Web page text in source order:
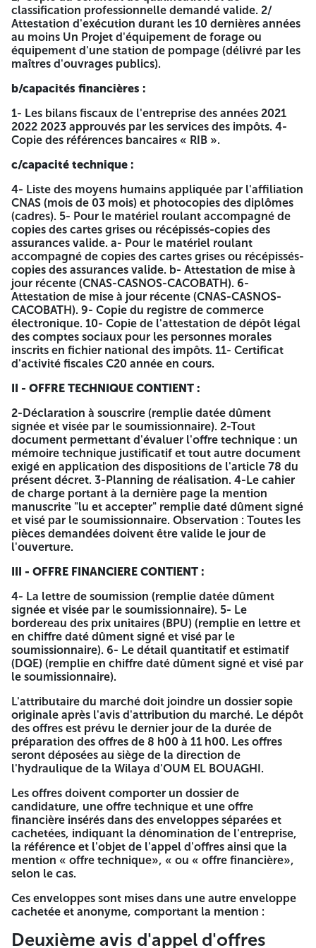
DIRECTION DE L'HYDRAULIQUE
NTF 4108860000404
DEUXIEME AVIS D'APPEL D'OFFRES
OUVERT APRES INFructuosité
Avec exigence de capacites minimales
Le Direction de l'hydraulique de la Wilaya d'OUM EL
BOUAGHI lance un deuxième avis d'appel d'offre ouvert
avec des capacités minimales après infructuosité dans le
cadre de :
L'OPERATION : RÉALISATION,
ÉQUIPEMENT , ET RACCORDEMENT
EN ENERGIE ELECTRIQUE ET GÉNIE
CIVIL DES FORAGES POUR LES
COMMUNES : AIN MLILA, AIN
ZITOUNE, SIGUS ET BLELLA.
DESIGNATION
CONDITIONS DE
PARTICIPATION ET
D'ELIGIBILITE
OBSERVATION
L'objet :
LOT 04 :
Équipement
et génie civil
du forage FJI
bis commune
Ain Zitoune.
L'avis d'appel d'offre est
qualifiées à la categorie
(tranche III (ii) et plus ou
équivalent du leriel (tranche
III-11 et plus en hydrauilque
ou génie civil des réseaux
d'adduction d'eau potable
ou équivalent). Un Projet
d'équipement de forage ou
équipement d'une station
de pompage.
charges se fait
au niveau de la
Direction de
l'hydraulique
de la Wilaya
d'Oum El
Bouaghi.
Place de
l'indépendance
Oum El
Les documents et les pièces requises sont eux exigées à
Cahier des charges :
I-DOSSIER DE CANDIDATURE :
Déclaration de candidature (remplie daté dûment
signée et visée par le soumissionnaire).
La déclaration de propreté (remplie daté dûment
Statuts pour les sociétés.
Les documents relatifs aux pouvoirs habilitant les
personnes à engager l'entreprise.
Tous documents permettant d'évaluer les capacités
des candidats, des soumissionnaires.
1/ Copie du certificat de qualification et de classification
professionnelle demandé valide. 2/ Attestation d'exécution
durant les 10 dernières années au moins Un Projet
d'équipement de forage ou équipement d'une station de
pompage (délivré par les maîtres d'ouvrages publics).
1- Les bilans fiscaux de l'entreprise des années 2021 2022
2023 approuvés par les services des impôts. 4- Copie des
références bancaires « RIB ».
classification professionnelle demandé valide. 2/
Attestation d'exécution durant les 10 dernières années
au moins Un Projet d'équipement de forage ou
équipement d'une station de pompage (délivré par les
maîtres d'ouvrages publics).
b/capacités financières :
1- Les bilans fiscaux de l'entreprise des années 2021
2022 2023 approuvés par les services des impôts. 4-
Copie des références bancaires « RIB ».
c/capacité technique :
4- Liste des moyens humains appliquée par l'affiliation
CNAS (mois de 03 mois) et photocopies des diplômes
(cadres). 5- Pour le matériel roulant accompagné de
copies des cartes grises ou récépissés-copies des
assurances valide. a- Pour le matériel roulant
accompagné de copies des cartes grises ou récépissés-
copies des assurances valide. b- Attestation de mise à
jour récente (CNAS-CASNOS-CACOBATH). 6-
Attestation de mise à jour récente (CNAS-CASNOS-
CACOBATH). 9- Copie du registre de commerce
électronique. 10- Copie de l'attestation de dépôt légal
des comptes sociaux pour les personnes morales
inscrits en fichier national des impôts. 11- Certificat
d'activité fiscales C20 année en cours.
II - OFFRE TECHNIQUE CONTIENT :
2-Déclaration à souscrire (remplie datée dûment
signée et visée par le soumissionnaire). 2-Tout
document permettant d'évaluer l'offre technique : un
mémoire technique justificatif et tout autre document
exigé en application des dispositions de l'article 78 du
présent décret. 3-Planning de réalisation. 4-Le cahier
de charge portant à la dernière page la mention
manuscrite "lu et accepter" remplie daté dûment signé
et visé par le soumissionnaire. Observation : Toutes les
pièces demandées doivent être valide le jour de
l'ouverture.
III - OFFRE FINANCIERE CONTIENT :
4- La lettre de soumission (remplie datée dûment
signée et visée par le soumissionnaire). 5- Le
bordereau des prix unitaires (BPU) (remplie en lettre et
en chiffre daté dûment signé et visé par le
soumissionnaire). 6- Le détail quantitatif et estimatif
(DQE) (remplie en chiffre daté dûment signé et visé par
le soumissionnaire).
L'attributaire du marché doit joindre un dossier sopie
originale après l'avis d'attribution du marché. Le dépôt
des offres est prévu le dernier jour de la durée de
préparation des offres de 8 h00 à 11 h00. Les offres
seront déposées au siège de la direction de
l'hydraulique de la Wilaya d'OUM EL BOUAGHI.
Les offres doivent comporter un dossier de
candidature, une offre technique et une offre
financière insérés dans des enveloppes séparées et
cachetées, indiquant la dénomination de l'entreprise,
la référence et l'objet de l'appel d'offres ainsi que la
mention « offre technique», « ou « offre financière»,
selon le cas.
Ces enveloppes sont mises dans une autre enveloppe
cachetée et anonyme, comportant la mention :
Deuxième avis d'appel d'offres